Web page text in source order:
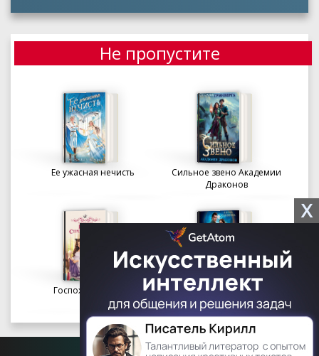
Не пропустите
Ее ужасная нечисть
Сильное звено Академии
Драконов
Госпожа портниха
Осколки вечности в
Академии Судьбы
X